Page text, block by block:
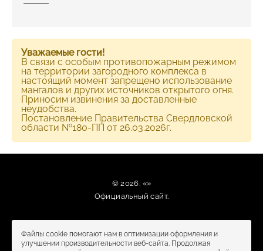
Файлы cookie помогают нам в оптимизации оформления и
улучшении производительности веб-сайта. Продолжая
Уважаемые гости!
В связи с особым противопожарным режимом
на территории загородного комплекса в
настоящий момент запрещено использование
мангалов и других источников открытого огня.
Приносим извинения за доставленные
неудобства.
Постановление Правительства Свердловской
области №180-ПП от 26.03.2026г.
© 2026. «»
Официальный сайт.